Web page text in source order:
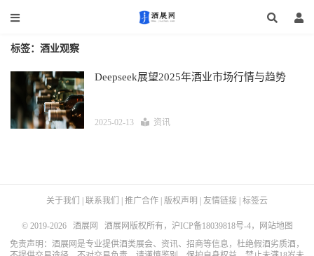
标签：酒业观察
Deepseek展望2025年酒业市场行情与趋势
2025-02-13 资讯
关于我们 联系我们 推广合作 版权声明 友情链接 标签云
© 2019-2026 酒展网 酒展网版权所有， 沪ICP备18039818号-4，
网站地图
免责声明：酒展网是专业提供酒类展会、资讯、招商等信息，杜绝假酒劣质酒，